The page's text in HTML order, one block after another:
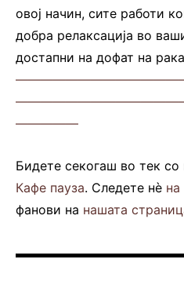
овој начин, сите работи
добра релаксација во
достапни на дофат на
—————
Бидете секогаш во тек
Кафе пауза. Следете нè на
фанови на нашата